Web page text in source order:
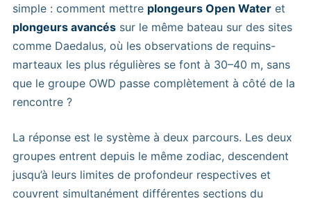
simple : comment mettre plongeurs Open Water et
plongeurs avancés sur le même bateau sur des sites
comme Daedalus, où les observations de requins-
marteaux les plus régulières se font à 30–40 m, sans
que le groupe OWD passe complètement à côté de la
rencontre ?
La réponse est le système à deux parcours. Les deux
groupes entrent depuis le même zodiac, descendent
jusqu’à leurs limites de profondeur respectives et
couvrent simultanément différentes sections du